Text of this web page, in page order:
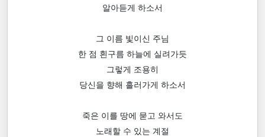
알아듣게 하소서
그 이름 빛이신 주님
한 점 흰구름 하늘에 실려가듯
그렇게 조용히
당신을 향해 흘러가게 하소서
죽은 이를 땅에 묻고 와서도
노래할 수 있는 계절